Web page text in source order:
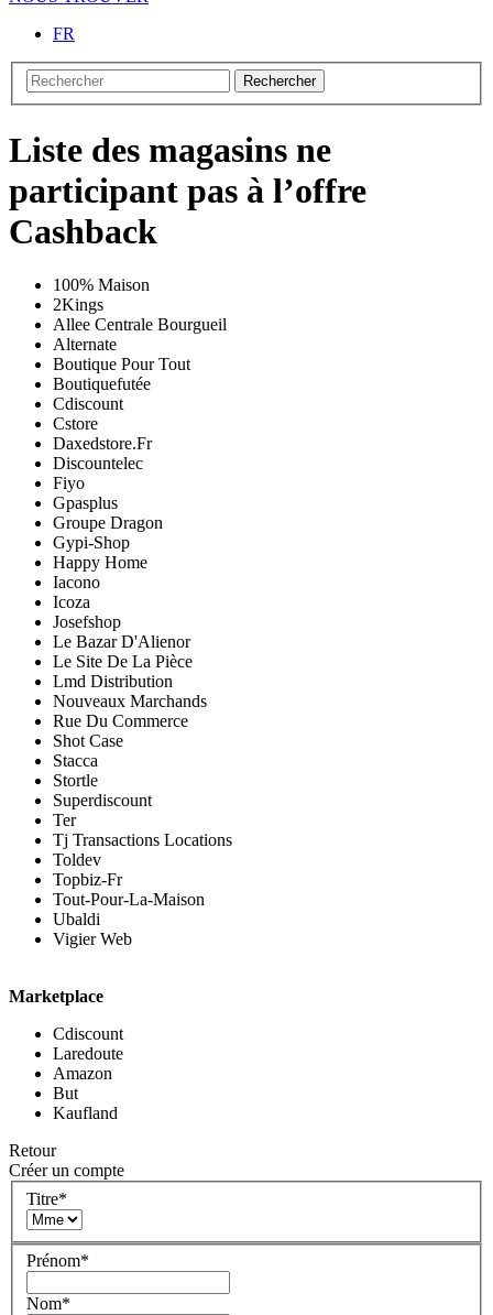
FR
Rechercher
Liste des magasins ne
participant pas à l’offre
Cashback
100% Maison
2Kings
Allee Centrale Bourgueil
Alternate
Boutique Pour Tout
Boutiquefutée
Cdiscount
Cstore
Daxedstore.Fr
Discountelec
Fiyo
Gpasplus
Groupe Dragon
Gypi-Shop
Happy Home
Iacono
Icoza
Josefshop
Le Bazar D'Alienor
Le Site De La Pièce
Lmd Distribution
Nouveaux Marchands
Rue Du Commerce
Shot Case
Stacca
Stortle
Superdiscount
Ter
Tj Transactions Locations
Toldev
Topbiz-Fr
Tout-Pour-La-Maison
Ubaldi
Vigier Web
Marketplace
Cdiscount
Laredoute
Amazon
But
Kaufland
Retour
Créer un compte
Titre*
Prénom*
Nom*